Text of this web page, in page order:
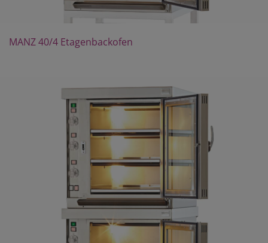
MANZ 40/4 Etagenbackofen